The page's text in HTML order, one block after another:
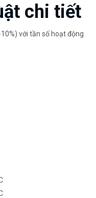
chi tiết
với tần số hoạt động